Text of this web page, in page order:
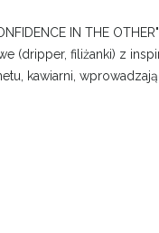
IN THE
(dripper, filiżanki) z
kawiarni,